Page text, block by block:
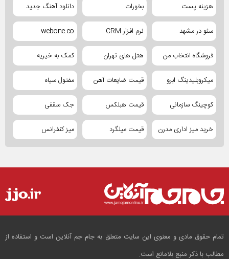
هزینه پست بخورات دانلود آهنگ جدید
سئو در مشهد نرم افزار CRM webone.co
فروشگاه انتخاب من هتل های تهران کمک به خیریه
میکروبلیدینگ ابرو قیمت ضایعات آهن مفتول سیاه
کوچینگ سازمانی قیمت هبلکس جک سقفی
خرید میز اداری مدرن قیمت میلگرد میز کنفرانس
تمام حقوق مادی و معنوی این سایت متعلق به جام جم آنلاین است و استفاده از
مطالب با ذکر منبع بلامانع است.